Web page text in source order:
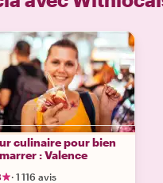
culinaire pour bien
: Valence
· 1 116 avis